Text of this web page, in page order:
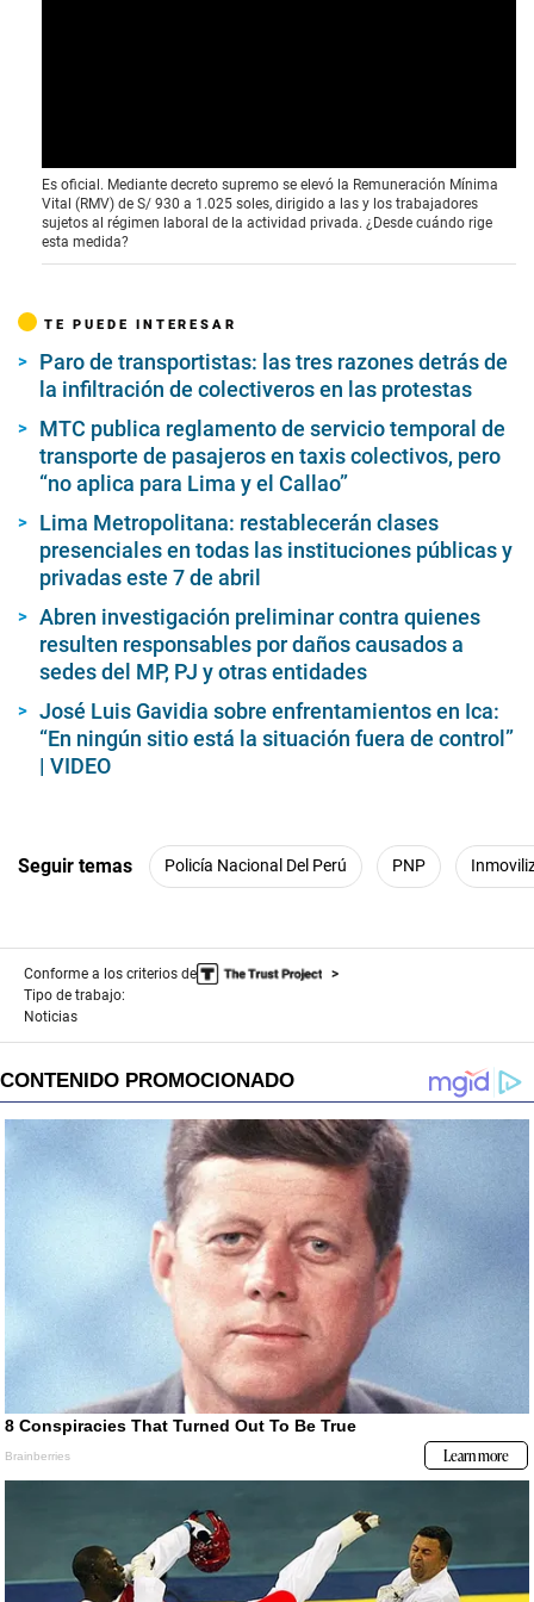
Es oficial. Mediante decreto supremo se elevó la Remuneración Mínima
Vital (RMV) de S/ 930 a 1.025 soles, dirigido a las y los trabajadores
sujetos al régimen laboral de la actividad privada. ¿Desde cuándo rige
esta medida?
TE PUEDE INTERESAR
Paro de transportistas: las tres razones detrás de
la infiltración de colectiveros en las protestas
MTC publica reglamento de servicio temporal de
transporte de pasajeros en taxis colectivos, pero
“no aplica para Lima y el Callao”
Lima Metropolitana: restablecerán clases
presenciales en todas las instituciones públicas y
privadas este 7 de abril
Abren investigación preliminar contra quienes
resulten responsables por daños causados a
sedes del MP, PJ y otras entidades
José Luis Gavidia sobre enfrentamientos en Ica:
“En ningún sitio está la situación fuera de control”
| VIDEO
Seguir temas Policía Nacional Del Perú PNP
Conforme a los criterios de
Tipo de trabajo:
Noticias